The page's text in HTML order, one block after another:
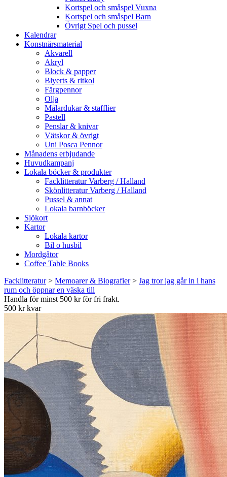
Kortspel och småspel Vuxna
Kortspel och småspel Barn
Övrigt Spel och pussel
Kalendrar
Konstnärsmaterial
Akvarell
Akryl
Block & papper
Blyerts & ritkol
Färgpennor
Olja
Målardukar & stafflier
Pastell
Penslar & knivar
Vätskor & övrigt
Uni Posca Pennor
Månadens erbjudande
Huvudkampanj
Lokala böcker & produkter
Facklitteratur Varberg / Halland
Skönlitteratur Varberg / Halland
Pussel & annat
Lokala barnböcker
Sjökort
Kartor
Lokala kartor
Bil o husbil
Mordgåtor
Coffee Table Books
Facklitteratur> Memoarer & Biografier> Jag tror jag går in i hans
rum och öppnar en väska till
Handla för minst 500 kr för fri frakt.
500 kr kvar